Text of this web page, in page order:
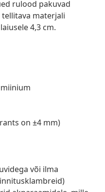
rulood pakuvad
materjali
4,3 cm.
on ±4 mm)
või ilma